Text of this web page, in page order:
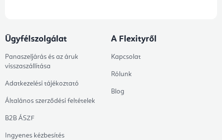
Ügyfélszolgálat
Panaszeljárás és az áruk
visszaszállítása
Adatkezelési tájékoztató
Általános szerződési feltételek
B2B ÁSZF
Ingyenes kézbesítés
A Flexityről
Kapcsolat
Rólunk
Blog